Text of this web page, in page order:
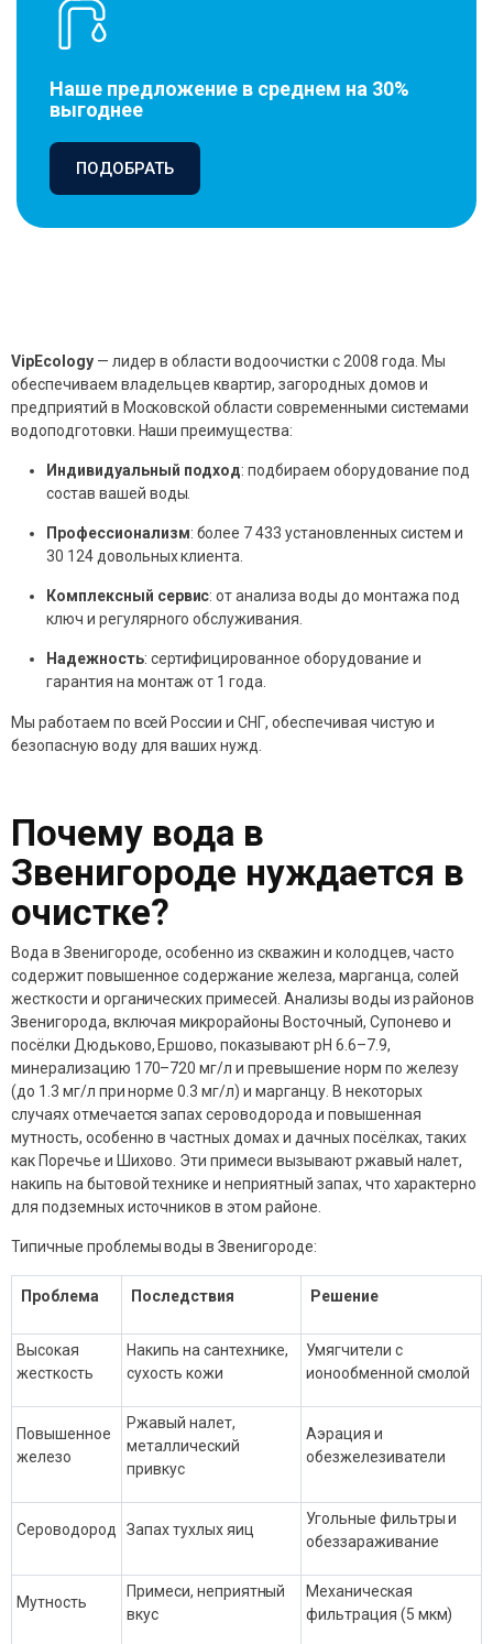
Наше предложение в среднем на 30%
выгоднее
ПОДОБРАТЬ
VipEcology— лидер в области водоочистки с 2008 года. Мы
обеспечиваем владельцев квартир, загородных домов и
предприятий в Московской области современными системами
водоподготовки. Наши преимущества:
Индивидуальный подход: подбираем оборудование под
состав вашей воды.
Профессионализм: более 7 433 установленных систем и
30 124 довольных клиента.
Комплексный сервис: от анализа воды до монтажа под
ключ и регулярного обслуживания.
Надежность: сертифицированное оборудование и
гарантия на монтаж от 1 года.
Мы работаем по всей России и СНГ, обеспечивая чистую и
безопасную воду для ваших нужд.
Почему вода в
Звенигороде нуждается в
очистке?
Вода в Звенигороде, особенно из скважин и колодцев, часто
содержит повышенное содержание железа, марганца, солей
жесткости и органических примесей. Анализы воды из районов
Звенигорода, включая микрорайоны Восточный, Супонево и
посёлки Дюдьково, Ершово, показывают pH 6.6–7.9,
минерализацию 170–720 мг/л и превышение норм по железу
(до 1.3 мг/л при норме 0.3 мг/л) и марганцу. В некоторых
случаях отмечается запах сероводорода и повышенная
мутность, особенно в частных домах и дачных посёлках, таких
как Поречье и Шихово. Эти примеси вызывают ржавый налет,
накипь на бытовой технике и неприятный запах, что характерно
для подземных источников в этом районе.
Типичные проблемы воды в Звенигороде:
Проблема Последствия Решение
Высокая
жесткость
Накипь на сантехнике,
сухость кожи
Умягчители с
ионообменной смолой
Повышенное
железо
Ржавый налет,
металлический
привкус
Аэрация и
обезжелезиватели
Сероводород Запах тухлых яиц
Угольные фильтры и
обеззараживание
Мутность
Примеси, неприятный
вкус
Механическая
фильтрация (5 мкм)